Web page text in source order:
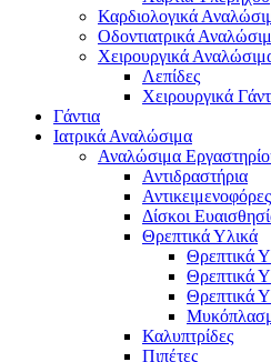
Καρδιολογικά
Οδοντιατρικά
Χειρουργικά
Λεπίδες
Χειρουργικά
Γάντια
Ιατρικά Αναλώσιμα
Αναλώσιμα
Αντιδραστήρια
Δίσκοι
Θρεπτικά Υλικά
Θρεπτικά
Θρεπτικά
Θρεπτικά
Καλυπτρίδες
Πιπέτες